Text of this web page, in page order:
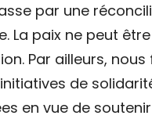
par une
La paix ne peut
Par ailleurs,
de
en vue de